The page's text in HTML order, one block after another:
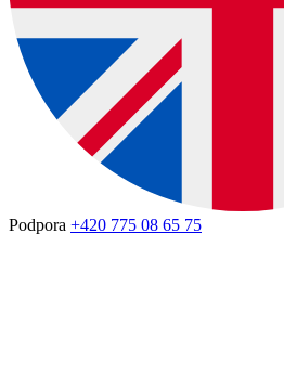
Podpora +420 775 08 65 75